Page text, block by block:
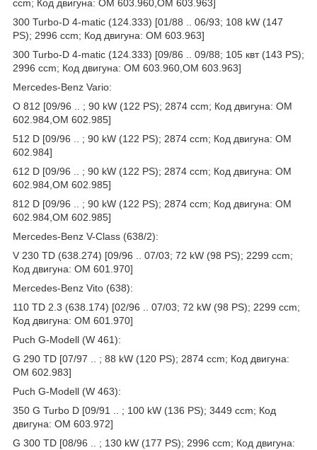
ccm; Код двигуна: OM 603.960,OM 603.963]
300 Turbo-D 4-matic (124.333) [01/88 .. 06/93; 108 kW (147
PS); 2996 ccm; Код двигуна: OM 603.963]
300 Turbo-D 4-matic (124.333) [09/86 .. 09/88; 105 квт (143 PS);
2996 ccm; Код двигуна: OM 603.960,OM 603.963]
Mercedes-Benz Vario:
O 812 [09/96 .. ; 90 kW (122 PS); 2874 ccm; Код двигуна: OM
602.984,OM 602.985]
512 D [09/96 .. ; 90 kW (122 PS); 2874 ccm; Код двигуна: OM
602.984]
612 D [09/96 .. ; 90 kW (122 PS); 2874 ccm; Код двигуна: OM
602.984,OM 602.985]
812 D [09/96 .. ; 90 kW (122 PS); 2874 ccm; Код двигуна: OM
602.984,OM 602.985]
Mercedes-Benz V-Class (638/2):
V 230 TD (638.274) [09/96 .. 07/03; 72 kW (98 PS); 2299 ccm;
Код двигуна: OM 601.970]
Mercedes-Benz Vito (638):
110 TD 2.3 (638.174) [02/96 .. 07/03; 72 kW (98 PS); 2299 ccm;
Код двигуна: OM 601.970]
Puch G-Modell (W 461):
G 290 TD [07/97 .. ; 88 kW (120 PS); 2874 ccm; Код двигуна:
OM 602.983]
Puch G-Modell (W 463):
350 G Turbo D [09/91 .. ; 100 kW (136 PS); 3449 ccm; Код
двигуна: OM 603.972]
G 300 TD [08/96 .. ; 130 kW (177 PS); 2996 ccm; Код двигуна: